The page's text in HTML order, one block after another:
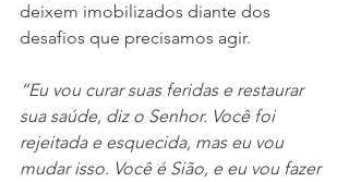
deixem imobilizados diante dos
desafios que precisamos agir.
“Eu vou curar suas feridas e restaurar
sua saúde, diz o Senhor. Você foi
rejeitada e esquecida, mas eu vou
mudar isso. Você é Sião, e eu vou fazer